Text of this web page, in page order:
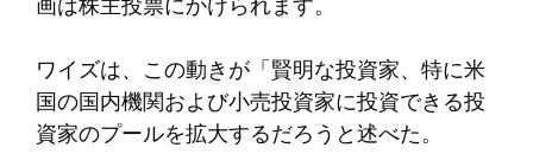
ワイズは、この動きが「賢明な投資家、特に米
国の国内機関および小売投資家に投資できる投
資家のプールを拡大するだろうと述べた。